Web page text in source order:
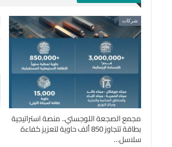
شركات
مجمع الصجعة اللوجستي.. منصة استراتيجية
بطاقة تتجاوز 850 ألف حاوية لتعزيز كفاءة
سلاسل…